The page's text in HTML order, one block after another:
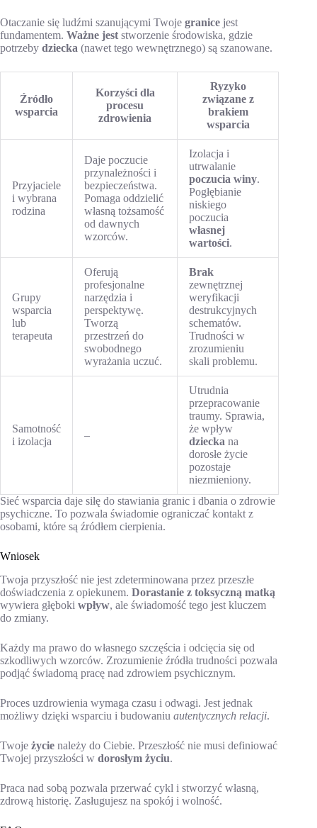
Otaczanie się ludźmi szanującymi Twoje granice jest
fundamentem. Ważne jeststworzenie środowiska, gdzie
potrzeby dziecka (nawet tego wewnętrznego) są szanowane.
Źródło
wsparcia
Korzyści dla
procesu
zdrowienia
Ryzyko
związane z
brakiem
wsparcia
Przyjaciele
i wybrana
rodzina
Daje poczucie
przynależności i
bezpieczeństwa.
Pomaga oddzielić
własną tożsamość
od dawnych
wzorców.
Izolacja i
utrwalanie
poczucia winy.
Pogłębianie
niskiego
poczucia
własnej
wartości.
Grupy
wsparcia
lub
terapeuta
Oferują
profesjonalne
narzędzia i
perspektywę.
Tworzą
przestrzeń do
swobodnego
wyrażania uczuć.
Brak
zewnętrznej
weryfikacji
destrukcyjnych
schematów.
Trudności w
zrozumieniu
skali problemu.
Samotność
i izolacja
–
Utrudnia
przepracowanie
traumy. Sprawia,
że wpływ
dziecka na
dorosłe życie
pozostaje
niezmieniony.
Sieć wsparcia daje siłę do stawiania granic i dbania o zdrowie
psychiczne. To pozwala świadomie ograniczać kontakt z
osobami, które są źródłem cierpienia.
Wniosek
Twoja przyszłość nie jest zdeterminowana przez przeszłe
doświadczenia z opiekunem. Dorastanie z toksyczną matką
wywiera głęboki wpływ, ale świadomość tego jest kluczem
do zmiany.
Każdy ma prawo do własnego szczęścia i odcięcia się od
szkodliwych wzorców. Zrozumienie źródła trudności pozwala
podjąć świadomą pracę nad zdrowiem psychicznym.
Proces uzdrowienia wymaga czasu i odwagi. Jest jednak
możliwy dzięki wsparciu i budowaniu autentycznych relacji.
Twoje życie należy do Ciebie. Przeszłość nie musi definiować
Twojej przyszłości w dorosłym życiu.
Praca nad sobą pozwala przerwać cykl i stworzyć własną,
zdrową historię. Zasługujesz na spokój i wolność.